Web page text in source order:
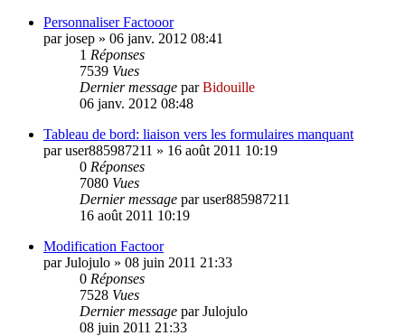
Personnaliser Factooor
parjosep » 06 janv. 2012 08:41
1 Réponses
7539 Vues
Dernier message parBidouille
06 janv. 2012 08:48
Tableau de bord: liaison vers les formulaires manquant
paruser885987211 » 16 août 2011 10:19
0 Réponses
7080 Vues
Dernier message paruser885987211
16 août 2011 10:19
Modification Factoor
parJulojulo » 08 juin 2011 21:33
0 Réponses
7528 Vues
Dernier message parJulojulo
08 juin 2011 21:33